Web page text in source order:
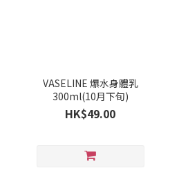
VASELINE 爆水身體乳
300ml(10月下旬)
HK$49.00